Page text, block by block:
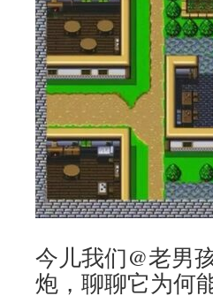
今儿我们@老男
炮，聊聊它为何